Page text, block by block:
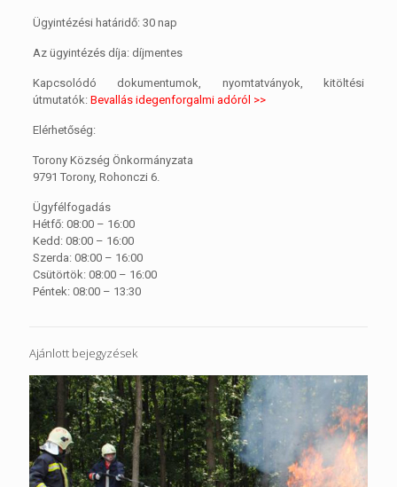
Ügyintézési határidő: 30 nap
Az ügyintézés díja: díjmentes
Kapcsolódó dokumentumok, nyomtatványok, kitöltési
útmutatók: Bevallás idegenforgalmi adóról >>
Elérhetőség:
Torony Község Önkormányzata
9791 Torony, Rohonczi 6.
Ügyfélfogadás
Hétfő: 08:00 – 16:00
Kedd: 08:00 – 16:00
Szerda: 08:00 – 16:00
Csütörtök: 08:00 – 16:00
Péntek: 08:00 – 13:30
Ajánlott bejegyzések